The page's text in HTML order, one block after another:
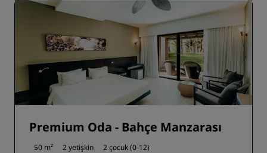
Premium Oda - Bahçe Manzarası
50 m² 2 yetişkin
2 çocuk (0-12)